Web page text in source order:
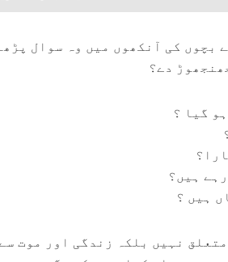
بچوں کی آنکھوں میں وہ سوال
دے؟
گیا ؟
ہیں؟
ہیں ؟
نہیں بلکہ زندگی اور موت